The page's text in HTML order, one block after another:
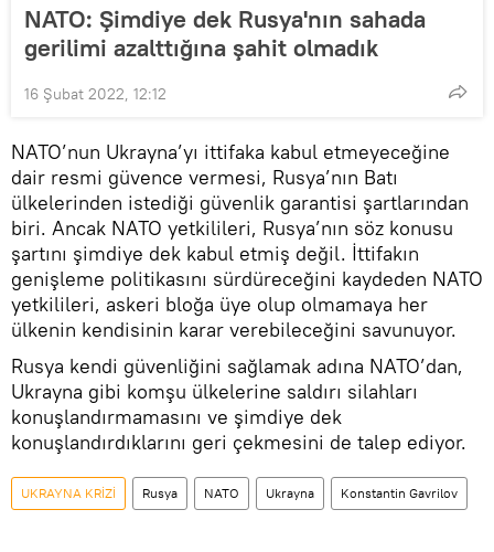
NATO: Şimdiye dek Rusya'nın sahada
gerilimi azalttığına şahit olmadık
16 Şubat 2022, 12:12
NATO’nun Ukrayna’yı ittifaka kabul etmeyeceğine
dair resmi güvence vermesi, Rusya’nın Batı
ülkelerinden istediği güvenlik garantisi şartlarından
biri. Ancak NATO yetkilileri, Rusya’nın söz konusu
şartını şimdiye dek kabul etmiş değil. İttifakın
genişleme politikasını sürdüreceğini kaydeden NATO
yetkilileri, askeri bloğa üye olup olmamaya her
ülkenin kendisinin karar verebileceğini savunuyor.
Rusya kendi güvenliğini sağlamak adına NATO’dan,
Ukrayna gibi komşu ülkelerine saldırı silahları
konuşlandırmamasını ve şimdiye dek
konuşlandırdıklarını geri çekmesini de talep ediyor.
UKRAYNA KRİZİ Rusya NATO Ukrayna Konstantin Gavrilov